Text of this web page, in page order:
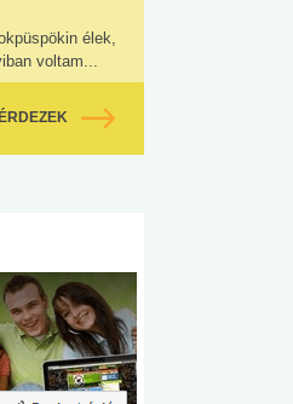
élek,
voltam...